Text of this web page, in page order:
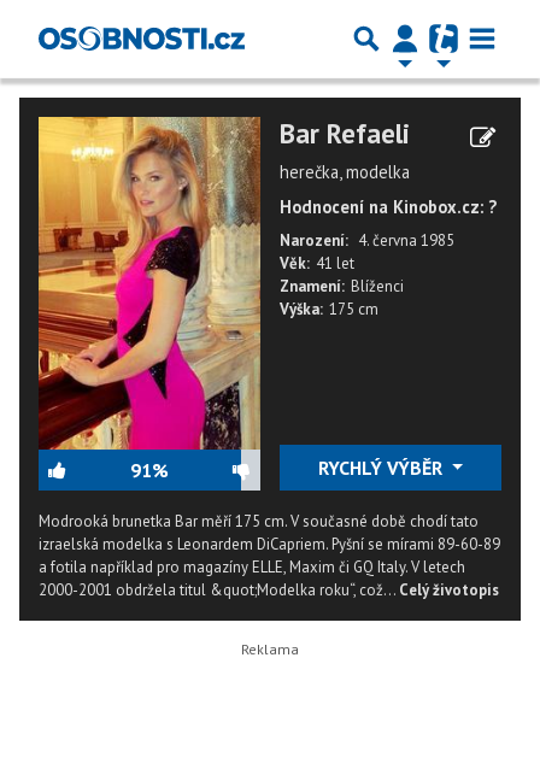
91%
Bar Refaeli
herečka, modelka
Hodnocení na Kinobox.cz: ?
Narození: 4. června 1985
Věk: 41 let
Znamení: Blíženci
Výška: 175 cm
RYCHLÝ VÝBĚR
Modrooká brunetka Bar měří 175 cm. V současné době chodí tato
izraelská modelka s Leonardem DiCapriem. Pyšní se mírami 89-60-89
a fotila například pro magazíny ELLE, Maxim či GQ Italy. V letech
2000-2001 obdržela titul &quot;Modelka roku“, což... Celý životopis